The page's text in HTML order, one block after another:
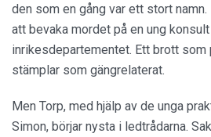
den som en gång var ett stort
att bevaka mordet på en ung
inrikesdepartementet. Ett brott
stämplar som gängrelaterat.
Men Torp, med hjälp av de unga
Simon, börjar nysta i ledtrådarna.